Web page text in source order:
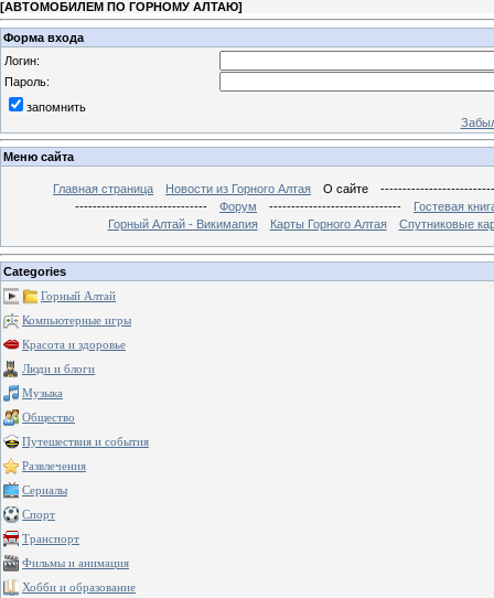
[АВТОМОБИЛЕМ ПО ГОРНОМУ АЛТАЮ]
Форма входа
Логин:
Пароль:
запомнить
Меню сайта
Главная страница Новости из Горного Алтая О сайте
------------------------------
Форум ------------------------------
Гостевая
Горный Алтай - Викимапия
Карты Горного Алтая Спутниковые
Categories
Горный Алтай
Компьютерные игры
Красота и здоровье
Люди и блоги
Музыка
Общество
Путешествия и события
Развлечения
Сериалы
Спорт
Транспорт
Фильмы и анимация
Хобби и образование